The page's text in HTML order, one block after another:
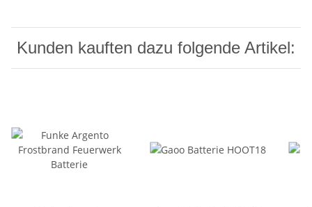
Kunden kauften dazu folgende Artikel: